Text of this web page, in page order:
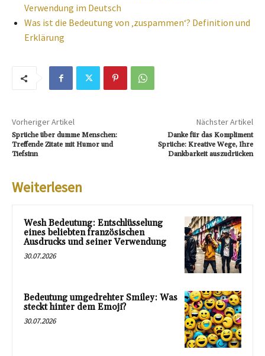
Verwendung im Deutsch
Was ist die Bedeutung von ‚zuspammen‘? Definition und
Erklärung
Vorheriger Artikel
Sprüche über dumme Menschen:
Treffende Zitate mit Humor und
Tiefsinn
Nächster Artikel
Danke für das Kompliment
Sprüche: Kreative Wege, Ihre
Dankbarkeit auszudrücken
Weiterlesen
Wesh Bedeutung: Entschlüsselung
eines beliebten französischen
Ausdrucks und seiner Verwendung
30.07.2026
Bedeutung umgedrehter Smiley: Was
steckt hinter dem Emoji?
30.07.2026